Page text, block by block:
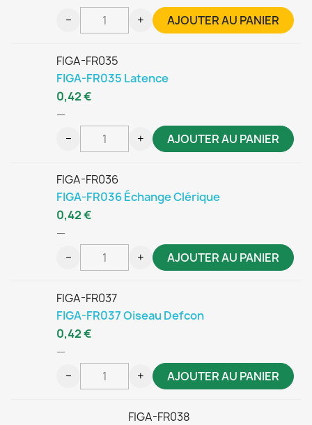
− + AJOUTER AU PANIER
FIGA-FR035
FIGA-FR035 Latence
—
0,42 €
− + AJOUTER AU PANIER
FIGA-FR036
FIGA-FR036 Échange Clérique
—
0,42 €
− + AJOUTER AU PANIER
FIGA-FR037
FIGA-FR037 Oiseau Defcon
—
0,42 €
− + AJOUTER AU PANIER
FIGA-FR038